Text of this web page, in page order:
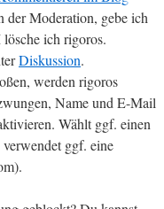
der Moderation, gebe ich
ich rigoros.
Diskussion.
werden rigoros
Name und E-Mail
Wählt ggf. einen
ggf. eine